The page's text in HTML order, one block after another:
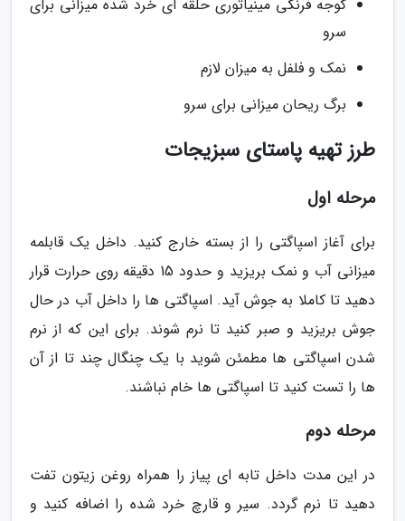
گوجه فرنگی مینیاتوری حلقه ای خرد شده میزانی برای
سرو
نمک و فلفل به میزان لازم
برگ ریحان میزانی برای سرو
طرز تهیه پاستای سبزیجات
مرحله اول
برای آغاز اسپاگتی را از بسته خارج کنید. داخل یک قابلمه
میزانی آب و نمک بریزید و حدود 15 دقیقه روی حرارت قرار
دهید تا کاملا به جوش آید. اسپاگتی ها را داخل آب در حال
جوش بریزید و صبر کنید تا نرم شوند. برای این که از نرم
شدن اسپاگتی ها مطمئن شوید با یک چنگال چند تا از آن
ها را تست کنید تا اسپاگتی ها خام نباشند.
مرحله دوم
در این مدت داخل تابه ای پیاز را همراه روغن زیتون تفت
دهید تا نرم گردد. سیر و قارچ خرد شده را اضافه کنید و